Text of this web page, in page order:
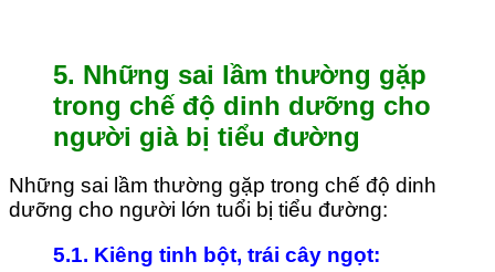
5. Những sai lầm thường gặp
trong chế độ dinh dưỡng cho
người già bị tiểu đường
Những sai lầm thường gặp trong chế độ dinh
dưỡng cho người lớn tuổi bị tiểu đường:
5.1. Kiêng tinh bột, trái cây ngọt: